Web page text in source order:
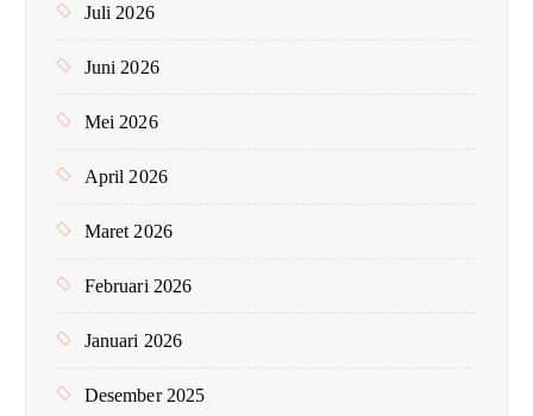
Juli 2026
Juni 2026
Mei 2026
April 2026
Maret 2026
Februari 2026
Januari 2026
Desember 2025